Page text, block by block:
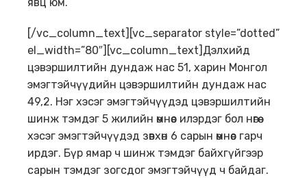
[/vc_column_text][vc_separator style=”dotted”
el_width=”80″][vc_column_text]Дэлхийд
цэвэршилтийн дундаж нас 51, харин Монгол
эмэгтэйчүүдийн цэвэршилтийн дундаж нас
49,2. Нэг хэсэг эмэгтэйчүүдэд цэвэршилтийн
шинж тэмдэг 5 жилийн өмнөөс илэрдэг бол нөгөө
хэсэг эмэгтэйчүүдэд зөвхөн 6 сарын өмнөөс гарч
ирдэг. Бүр ямар ч шинж тэмдэг байхгүйгээр
сарын тэмдэг зогсдог эмэгтэйчүүд ч байдаг.